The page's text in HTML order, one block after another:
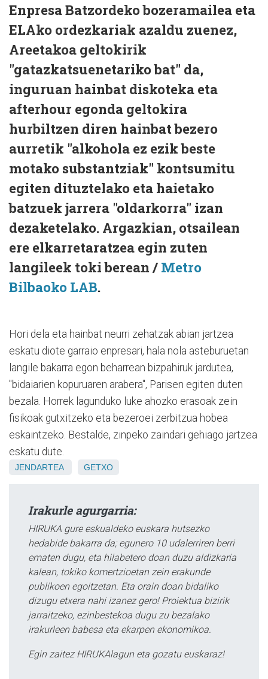
Enpresa Batzordeko bozeramailea eta
ELAko ordezkariak azaldu zuenez,
Areetakoa geltokirik
"gatazkatsuenetariko bat" da,
inguruan hainbat diskoteka eta
afterhour egonda geltokira
hurbiltzen diren hainbat bezero
aurretik "alkohola ez ezik beste
motako substantziak" kontsumitu
egiten dituztelako eta haietako
batzuek jarrera "oldarkorra" izan
dezaketelako. Argazkian, otsailean
ere elkarretaratzea egin zuten
langileek toki berean / Metro
Bilbaoko LAB.
Hori dela eta hainbat neurri zehatzak abian jartzea
eskatu diote garraio enpresari, hala nola asteburuetan
langile bakarra egon beharrean bizpahiruk jardutea,
"bidaiarien kopuruaren arabera", Parisen egiten duten
bezala. Horrek lagunduko luke ahozko erasoak zein
fisikoak gutxitzeko eta bezeroei zerbitzua hobea
eskaintzeko. Bestalde, zinpeko zaindari gehiago jartzea
eskatu dute.
JENDARTEA GETXO
Irakurle agurgarria:
HIRUKA gure eskualdeko euskara hutsezko
hedabide bakarra da; egunero 10 udalerriren berri
ematen dugu, eta hilabetero doan duzu aldizkaria
kalean, tokiko komertzioetan zein erakunde
publikoen egoitzetan. Eta orain doan bidaliko
dizugu etxera nahi izanez gero! Proiektua bizirik
jarraitzeko, ezinbestekoa dugu zu bezalako
irakurleen babesa eta ekarpen ekonomikoa.
Egin zaitez HIRUKAlagun eta gozatu euskaraz!